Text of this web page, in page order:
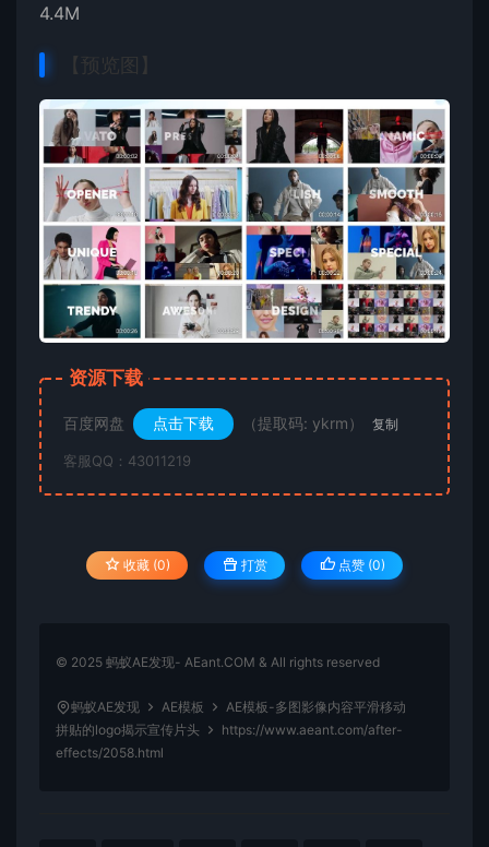
4.4M
【预览图】
资源下载
百度网盘 点击下载 （提取码: ykrm） 复制
客服QQ：43011219
收藏 (0) 打赏 点赞 (0)
© 2025 蚂蚁AE发现- AEant.COM & All rights reserved
蚂蚁AE发现 AE模板
AE模板-多图影像内容平滑移动
拼贴的logo揭示宣传片头
https://www.aeant.com/after-
effects/2058.html